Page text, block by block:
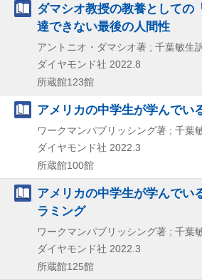
ダマシオ教授の教養としての
達できない最後の人間性
アントニオ・ダマシオ著 ; 千葉敏生
ダイヤモンド社 2022.8
所蔵館123館
アメリカの中学生が学んでい
ワークマンパブリッシング著 ; 千葉
ダイヤモンド社 2022.3
所蔵館100館
アメリカの中学生が学んでい
ラミング
ワークマンパブリッシング著 ; 千葉
ダイヤモンド社 2022.3
所蔵館125館